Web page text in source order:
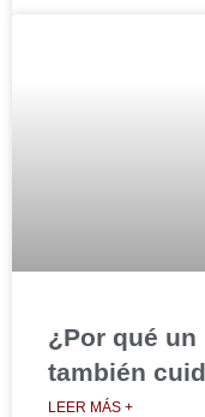
¿Por qué
también
LEER MÁS +